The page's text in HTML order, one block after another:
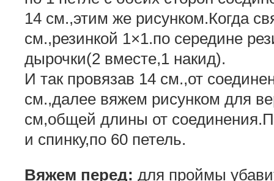
14 см.,этим же рисунком.Когда
см.,резинкой 1×1.по середине
дырочки(2 вместе,1 накид).
И так провязав 14 см.,от
см.,далее вяжем рисунком для
см,общей длины от
и спинку,по 60 петель.
Вяжем перед: для проймы